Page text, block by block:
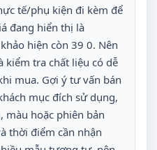
tế/phụ kiện đi kèm để
đang hiển thị là
hiện còn 39 0. Nên
kiểm tra chất liệu có dễ
mua. Gợi ý tư vấn bán
mục đích sử dụng,
màu hoặc phiên bản
thời điểm cần nhận